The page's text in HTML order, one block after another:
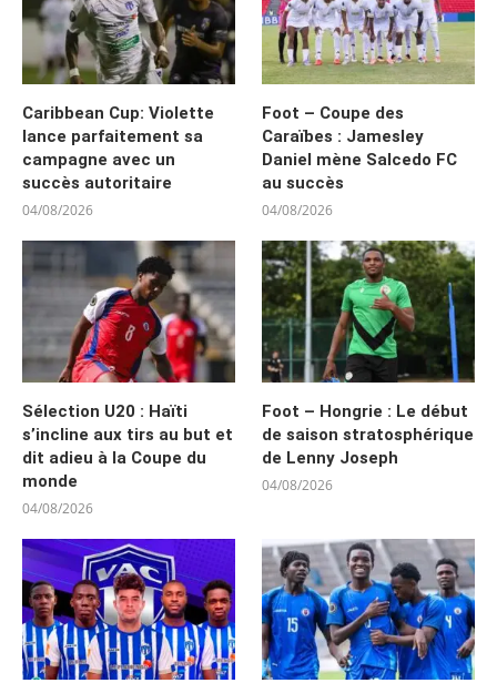
Caribbean Cup: Violette
lance parfaitement sa
campagne avec un
succès autoritaire
04/08/2026
Foot – Coupe des
Caraïbes : Jamesley
Daniel mène Salcedo FC
au succès
04/08/2026
Sélection U20 : Haïti
s’incline aux tirs au but et
dit adieu à la Coupe du
monde
04/08/2026
Foot – Hongrie : Le début
de saison stratosphérique
de Lenny Joseph
04/08/2026